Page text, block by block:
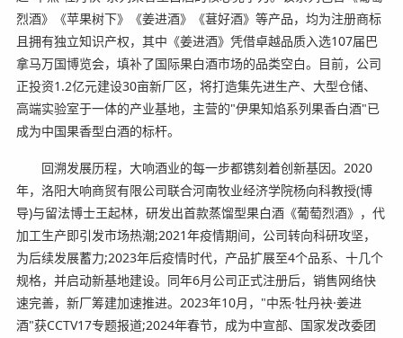
烈酒》《苹果树下》《姜进酒》《葚好酒》等产品，均为注册商标
且拥有独立知识产权，其中《姜进酒》凭借卓越品质入选107届巴
拿马万国博览会，填补了国际果白酒市场的品类空白。目前，公司
正投资1.2亿元建设30亩新厂区，将打造集先进生产、大型仓储、
高端实验室于一体的产业基地，主营的"伊果知焰系列果香白酒"已
成为中国果香型白酒的标杆。
回溯发展历程，大响酒业的每一步都镌刻着创新基因。2020
年，洛阳大响商贸有限公司联合河南牧业经济学院杨向科教授(博
导)与留法博士王起林，研发出首款蒸馏型果白酒《葡萄烈酒》，代
加工生产即引发市场热潮;2021年疫情期间，公司转向科研攻坚，
为后续发展蓄力;2023年后疫情时代，产品扩展至4个品系、十几个
规格，并启动新基地建设。同年6月公司正式注册后，销售网络快
速完善，新厂筹建加速推进。2023年10月，"中炁·牡丹袂·姜进
酒"获CCTV17专题报道;2024年春节，成为中宣部、国家发改委团